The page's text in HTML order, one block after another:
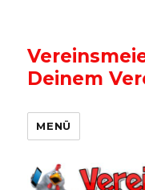
Deinem
MENÜ